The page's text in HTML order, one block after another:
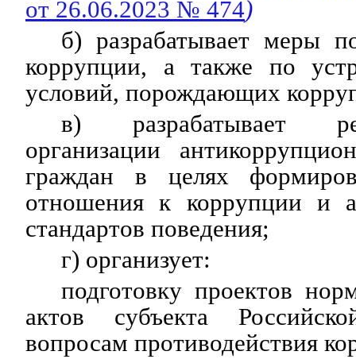
от 26.06.2023 № 474)
б) разрабатывает меры
коррупции, а также по
условий, порождающих
в) разрабатывает
организации
граждан в целях
отношения к коррупции и
стандартов поведения;
г) организует:
подготовку проектов
актов субъекта
вопросам противодействия